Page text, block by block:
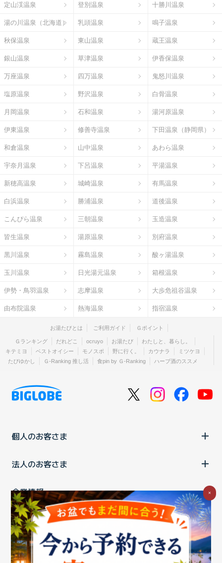
定山渓温泉 登別温泉 十勝川温泉
湯の川温泉（北海道） 乳頭温泉 鳴子温泉
秋保温泉 東山温泉 蔵王温泉
銀山温泉 草津温泉 伊香保温泉
万座温泉 四万温泉 鬼怒川温泉
塩原温泉 野沢温泉 白骨温泉
月岡温泉 石和温泉 湯河原温泉
伊東温泉 修善寺温泉 下田温泉（静岡県）
和倉温泉 山中温泉 あわら温泉
宇奈月温泉 下呂温泉 平湯温泉
新穂高温泉 城崎温泉 有馬温泉
白浜温泉 勝浦温泉 道後温泉
こんぴら温泉 三朝温泉 玉造温泉
皆生温泉 湯原温泉 別府温泉
黒川温泉 霧島温泉 酸ヶ湯温泉
玉川温泉 日光湯元温泉 箱根温泉
伊勢・鳥羽温泉 志摩温泉 大歩危祖谷温泉
由布院温泉 熱海温泉 指宿温泉
お湯たびとは ご利用ガイド Ｇポイント
Ｇランキング だれどこ ocruyo お湯たび
わたしと、暮らし。
キテミヨ
ベストオイシー モノスポ 野に行く。 カウナラ
ミツケヨ
たびゆかし
Ｇ-Ranking 推し活 食pin by Ｇ-Ranking ハーブ酒のススメ
個人のお客さま
法人のお客さま
企業情報
ご利用中の方
お問い合わせ消費税の表示 ウェブアクセシビリティの取り組み
個人情報保護ポリシープライバシーポータル Cookieポリシー
×